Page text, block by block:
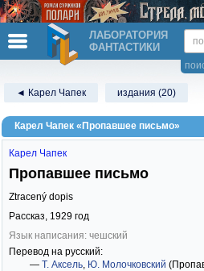
ЛАБОРАТОРИЯ
ФАНТАСТИКИ
◄ Карел Чапек издания (20)
Карел Чапек «Пропавшее письмо»
Карел Чапек
Пропавшее письмо
Ztracený dopis
Рассказ, 1929 год
Язык написания: чешский
Перевод на русский:
— Т. Аксель, Ю. Молочковский